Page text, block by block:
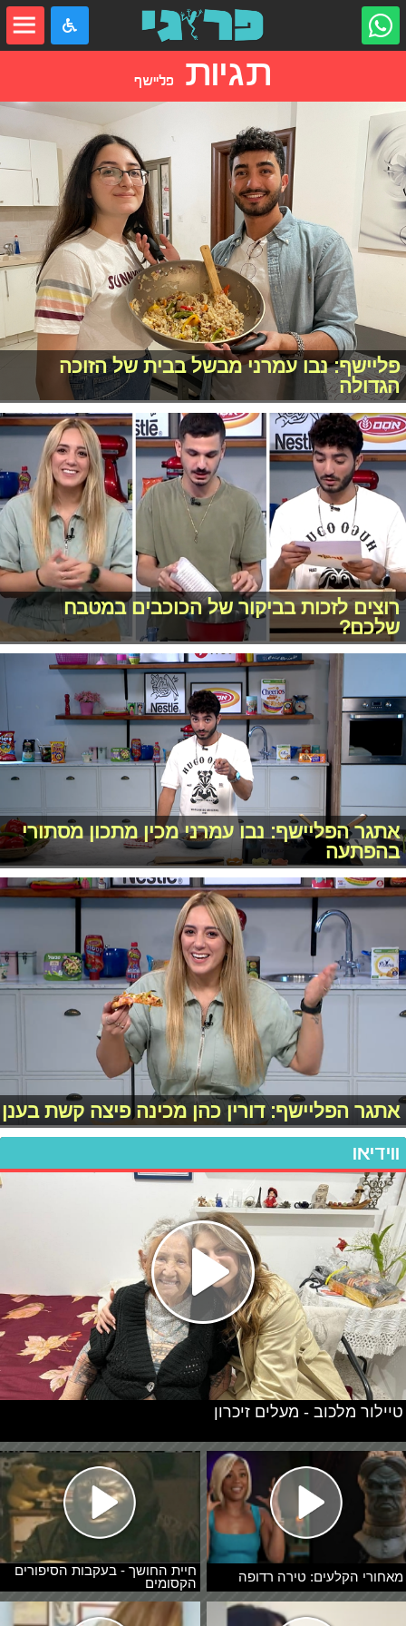
תגיות פליישף
פליישף: נבו עמרני מבשל בבית של הזוכה
הגדולה
רוצים לזכות בביקור של הכוכבים במטבח
שלכם?
אתגר הפליישף: נבו עמרני מכין מתכון מסתורי
בהפתעה
אתגר הפליישף: דורין כהן מכינה פיצה קשת בענן
ווידיאו
מאחורי הקלעים: טירה רדופה
חיית החושך - בעקבות הסיפורים
הקסומים
טיילור מלכוב - מעלים זיכרון